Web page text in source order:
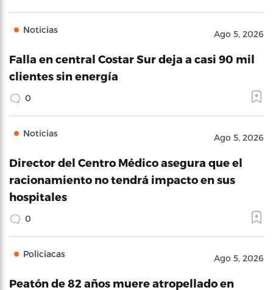
Noticias Ago 5, 2026
Falla en central Costar Sur deja a casi 90 mil
clientes sin energía
0
Noticias Ago 5, 2026
Director del Centro Médico asegura que el
racionamiento no tendrá impacto en sus
hospitales
0
Policíacas Ago 5, 2026
Peatón de 82 años muere atropellado en